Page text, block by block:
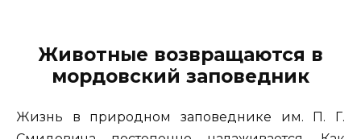
Животные возвращаются в
мордовский заповедник
Жизнь в природном заповеднике им. П. Г.